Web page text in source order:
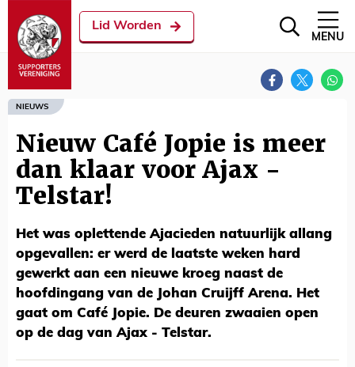
Lid Worden
MENU
NIEUWS
Nieuw Café Jopie is meer
dan klaar voor Ajax -
Telstar!
Het was oplettende Ajacieden natuurlijk allang
opgevallen: er werd de laatste weken hard
gewerkt aan een nieuwe kroeg naast de
hoofdingang van de Johan Cruijff Arena. Het
gaat om Café Jopie. De deuren zwaaien open
op de dag van Ajax - Telstar.